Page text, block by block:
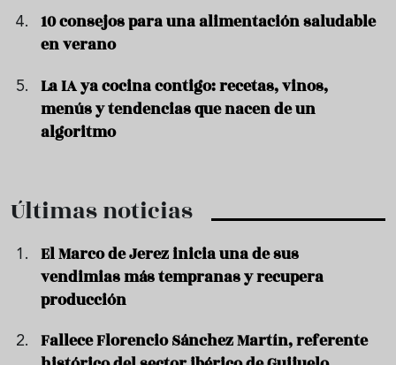
10 consejos para una alimentación saludable
en verano
La IA ya cocina contigo: recetas, vinos,
menús y tendencias que nacen de un
algoritmo
Últimas noticias
El Marco de Jerez inicia una de sus
vendimias más tempranas y recupera
producción
Fallece Florencio Sánchez Martín, referente